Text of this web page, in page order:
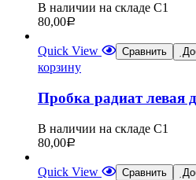
В наличии на складе С1
80,00Р
Quick View Сравнить
корзину
Пробка радиат левая
В наличии на складе С1
80,00Р
Quick View Сравнить